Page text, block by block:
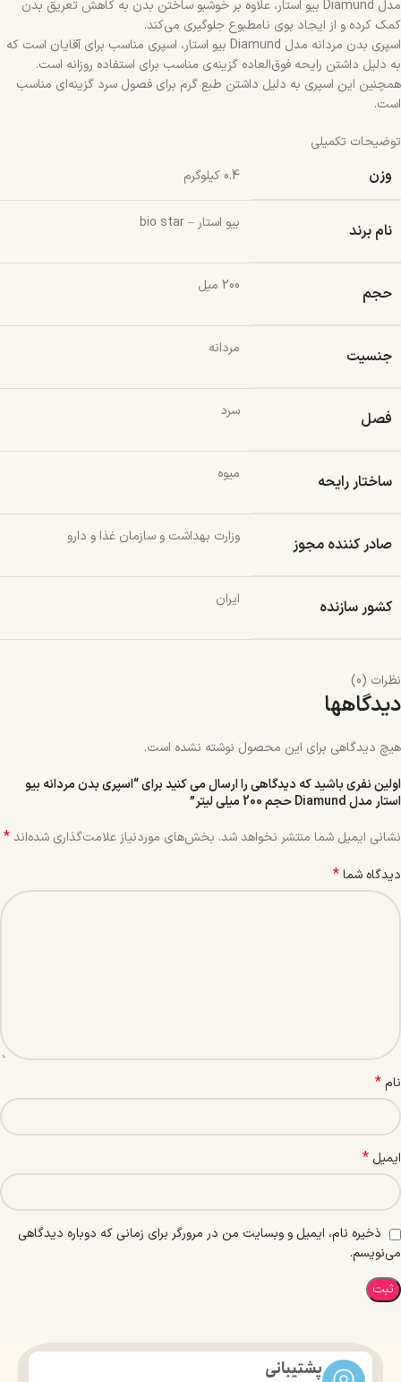
مدل Diamund بیو استار، علاوه بر خوشبو ساختن بدن به کاهش تعریق بدن
کمک کرده و از ایجاد بوی نامطبوع جلوگیری می‌کند.
اسپری بدن مردانه مدل Diamund بیو استار، اسپری مناسب برای آقایان است که
به دلیل داشتن رایحه‌ فوق‌العاده گزینه‌ی مناسب برای استفاده روزانه است.
همچنین این اسپری به دلیل داشتن طبع گرم برای فصول سرد گزینه‌ای مناسب
است.
توضیحات تکمیلی
وزن 0.4 کیلوگرم
نام برند بیو استار – bio star
حجم 200 میل
جنسیت مردانه
فصل سرد
ساختار رایحه میوه
صادر کننده مجوز وزارت بهداشت و سازمان غذا و دارو
کشور سازنده ایران
نظرات (0)
دیدگاهها
هیچ دیدگاهی برای این محصول نوشته نشده است.
اولین نفری باشید که دیدگاهی را ارسال می کنید برای “اسپری بدن مردانه بیو
استار مدل Diamund حجم 200 میلی لیتر”
نشانی ایمیل شما منتشر نخواهد شد. بخش‌های موردنیاز علامت‌گذاری شده‌اند*
دیدگاه شما*
نام*
ایمیل *
ذخیره نام، ایمیل و وبسایت من در مرورگر برای زمانی که دوباره دیدگاهی
می‌نویسم.
پشتیبانی